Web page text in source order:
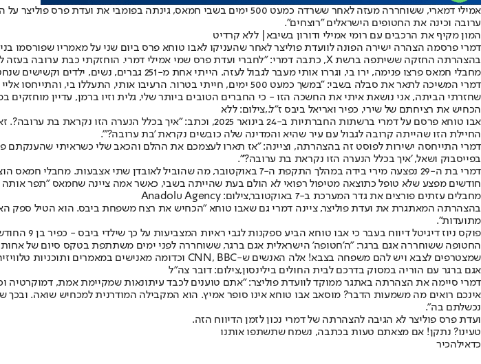
אמילי דמארי, ששוחררה מעזה לאחר ששרדה כמעט 500 ימים בשבי חמאס,
ערובה וכינה את החטופים הישראלים "רוצחים".
המון מקיף את הרכבים עם רומי אמילי ודורון בשיבא| ללא קרדיט
דמרי פרסמה הצהרה ישירה הפונה לוועדת פוליצר לאחר שהעניקו לאבו טוחא פרס ביום שני על מאמריו שפורסמו
מחבלי חמאס פרצו פנימה, ירו בי, וגררו אותי מעבר לגבול לעזה. הייתי אחת מ-251 גברים, נשים, ילדים וקשישים שנחטפו באותו יום ממיטותיהם, מבתיהם ומפסטיבל מוזיקה".
דמרי המשיכה לתאר את סבלה בשבי: "במשך כמעט 500 ימים, חייתי בטרור.
שחזרתי הביתה, אני נושאת איתי את החשכה הזו - כי החברים הטובים ביותר שלי, גלית וזיו ברמן, עדיין מוחזקים
הכחיש את רציחתם של שירי, כפיר ואריאל ביבס ז"ל.,צילום: ללא
החיילת הזו שהייתה קרובה לגבול עם עיר שהיא והמדינה שלה כובשים נקראת 'בת ערובה?'".
דמרי התייחסה ישירות לפוסט זה בהצהרתה, וציינה: "אז תארו לעצמכם את ההלם והכאב שלי כשראיתי שהענקתם
בפייסבוק ושאל, 'איך בכלל הנערה הזו נקראת בת ערובה?'".
חודשים מפצע שלא טופל כתוצאה מטיפול רפואי לא הולם בעת שהייתה בשבי, כאשר אמה ציינה שחמאס "תפר אותה
מחבלים עזתים פורצים את גדר המערכת ב-7 באוקטובר,צילום: Anadolu Agency
בהצהרתה המאתגרת את ועדת פוליצר, ציינה דמרי גם שאבו טוחא "הכחיש את רצח משפחת ביבס. הוא הטיל ספק
מתועדות".
החטופה ששוחררה אגם ברגר: "ה'חטופה' הישראלית אגם ברגר, ששוחררה לפני ימים משתתפת בטקס סיום של
שמצטרפים לצבא ויש להם משפחה בצבא! אלה האנשים ש-CNN, BBC וכדומה מאנישים במאמרים ותוכניות טלוויזיה ומהדורות חדשות".
אגם ברגר עם הוריה במסוק בדרכם לבית החולים בילינסון,צילום: דובר צה"ל
דמרי סיימה את הצהרתה באתגר ממוקד לוועדת פוליצר: "אתם טוענים לכבד עיתונאות שמקיימת אמת,
אינכם רואים מה משמעות הדבר? מוסאב אבו טוחא אינו סופר אמיץ. הוא המקבילה המודרנית למכחיש שואה.
נכשלתם בה".
ועדת פרס פוליצר לא הגיבה להצהרתה של דמרי נכון לזמן הדיווח הזה.
טעינו? נתקן! אם מצאתם טעות בכתבה, נשמח שתשתפו אותנו
כדאילהכיר